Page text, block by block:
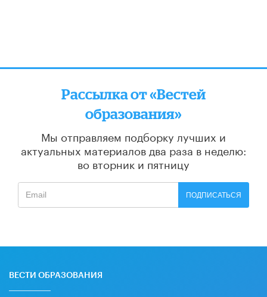
Рассылка от «Вестей
образования»
Мы отправляем подборку лучших и
актуальных материалов два раза в неделю:
во вторник и пятницу
ПОДПИСАТЬСЯ
ВЕСТИ ОБРАЗОВАНИЯ